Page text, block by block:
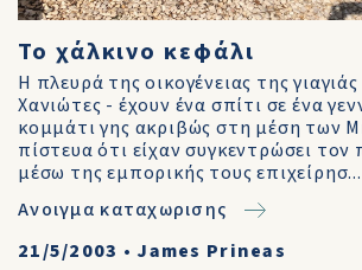
Το χάλκινο κεφάλι
Η πλευρά της οικογένειας της
Χανιώτες - έχουν ένα σπίτι σε ένα
κομμάτι γης ακριβώς στη μέση των
πίστευα ότι είχαν συγκεντρώσει
μέσω της εμπορικής τους επιχείρησ...
Ανοιγμα καταχωρισης
21/5/2003 • James Prineas